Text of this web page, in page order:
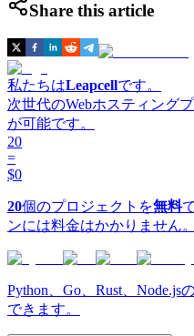
Share this article
私たちはLeapcellです。
次世代のWebホスティング
が可能です。
20
=
$0
20個のプロジェクトを無料
ンには料金はかかりません。
Python、Go、Rust、Node.js
できます。